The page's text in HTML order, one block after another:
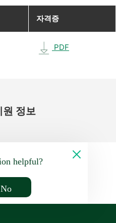
자격증
PDF
원 정보
helpful?
No